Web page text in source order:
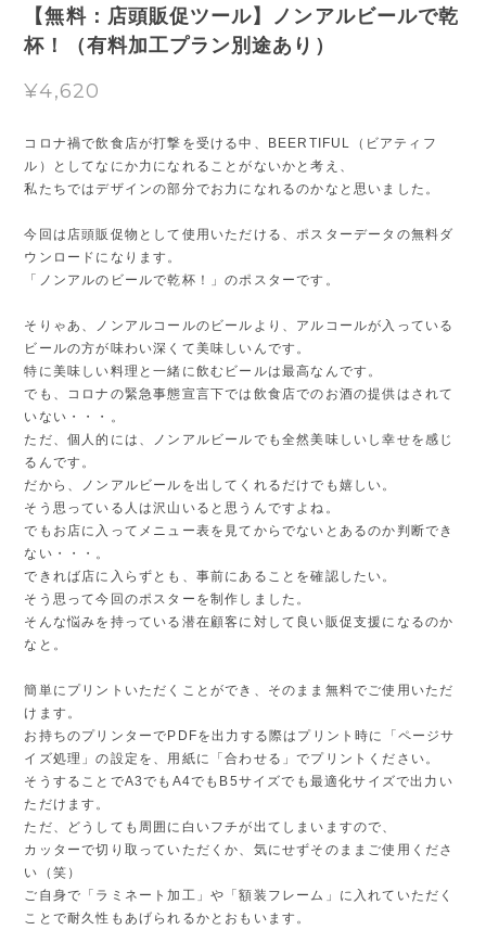
【無料：店頭販促ツール】ノンアルビールで乾
杯！（有料加工プラン別途あり）
¥4,620
コロナ禍で飲食店が打撃を受ける中、BEERTIFUL（ビアティフ
ル）としてなにか力になれることがないかと考え、
私たちではデザインの部分でお力になれるのかなと思いました。
今回は店頭販促物として使用いただける、ポスターデータの無料ダ
ウンロードになります。
「ノンアルのビールで乾杯！」のポスターです。
そりゃあ、ノンアルコールのビールより、アルコールが入っている
ビールの方が味わい深くて美味しいんです。
特に美味しい料理と一緒に飲むビールは最高なんです。
でも、コロナの緊急事態宣言下では飲食店でのお酒の提供はされて
いない・・・。
ただ、個人的には、ノンアルビールでも全然美味しいし幸せを感じ
るんです。
だから、ノンアルビールを出してくれるだけでも嬉しい。
そう思っている人は沢山いると思うんですよね。
でもお店に入ってメニュー表を見てからでないとあるのか判断でき
ない・・・。
できれば店に入らずとも、事前にあることを確認したい。
そう思って今回のポスターを制作しました。
そんな悩みを持っている潜在顧客に対して良い販促支援になるのか
なと。
簡単にプリントいただくことができ、そのまま無料でご使用いただ
けます。
お持ちのプリンターでPDFを出力する際はプリント時に「ページサ
イズ処理」の設定を、用紙に「合わせる」でプリントください。
そうすることでA3でもA4でもB5サイズでも最適化サイズで出力い
ただけます。
ただ、どうしても周囲に白いフチが出てしまいますので、
カッターで切り取っていただくか、気にせずそのままご使用くださ
い（笑）
ご自身で「ラミネート加工」や「額装フレーム」に入れていただく
ことで耐久性もあげられるかとおもいます。